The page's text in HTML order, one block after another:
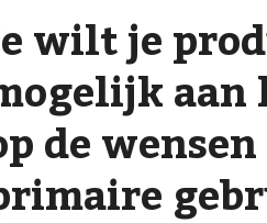
wilt je
aan
de